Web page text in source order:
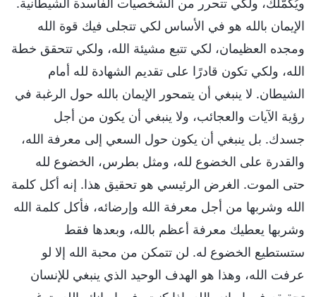
الإيمان بالله هو في الأساس لكي تتجلى فيك قوة الله
ومجده العظيمان، لكي تتبع مشيئة الله، ولكي تتحقق خطة
الله، ولكي تكون قادرًا على تقديم الشهادة لله أمام
الشيطان. لا ينبغي أن يتمحور الإيمان بالله حول الرغبة في
رؤية الآيات والعجائب، ولا ينبغي أن يكون من أجل
جسدك. بل ينبغي أن يكون حول السعي إلى معرفة الله،
والقدرة على الخضوع لله، ومثل بطرس، الخضوع لله
حتى الموت. الغرض الرئيسي هو تحقيق هذا. إنه أكل كلمة
الله وشربها من أجل معرفة الله وإرضائه، فأكل كلمة الله
وشربها يعطيك معرفة أعظم بالله، وبعدها فقط
ستستطيع الخضوع له. لن تتمكن من محبة الله إلا لو
عرفت الله، وهذا هو الهدف الوحيد الذي ينبغي للإنسان